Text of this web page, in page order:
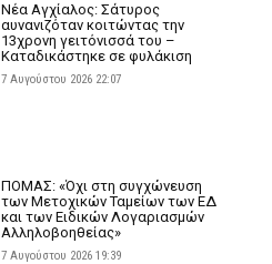
Νέα Αγχίαλος: Σάτυρος
αυνανιζόταν κοιτώντας την
13χρονη γειτόνισσά του –
Καταδικάστηκε σε φυλάκιση
7 Αυγούστου 2026 22:07
ΠΟΜΑΣ: «Όχι στη συγχώνευση
των Μετοχικών Ταμείων των ΕΔ
και των Ειδικών Λογαριασμών
Αλληλοβοηθείας»
7 Αυγούστου 2026 19:39